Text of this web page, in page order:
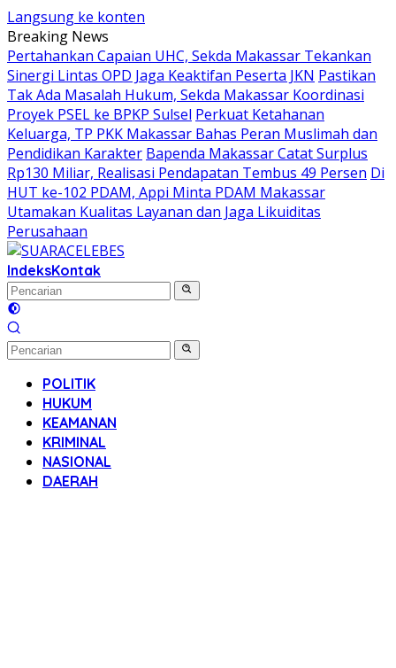
Langsung ke konten
Breaking News
Pertahankan Capaian UHC, Sekda Makassar Tekankan
Sinergi Lintas OPD Jaga Keaktifan Peserta JKN Pastikan
Tak Ada Masalah Hukum, Sekda Makassar Koordinasi
Proyek PSEL ke BPKP Sulsel Perkuat Ketahanan
Keluarga, TP PKK Makassar Bahas Peran Muslimah dan
Pendidikan Karakter Bapenda Makassar Catat Surplus
Rp130 Miliar, Realisasi Pendapatan Tembus 49 Persen Di
HUT ke-102 PDAM, Appi Minta PDAM Makassar
Utamakan Kualitas Layanan dan Jaga Likuiditas
Perusahaan
IndeksKontak
POLITIK
HUKUM
KEAMANAN
KRIMINAL
NASIONAL
DAERAH